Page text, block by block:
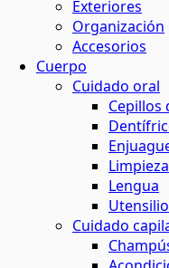
Exteriores
Organización
Accesorios
Cuerpo
Cuidado oral
Cepillos
Lengua
Cuidado